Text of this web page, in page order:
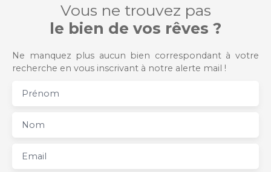
Vous ne trouvez pas
le bien de vos rêves ?
Ne manquez plus aucun bien correspondant à votre
recherche en vous inscrivant à notre alerte mail !
Prénom
Nom
Email